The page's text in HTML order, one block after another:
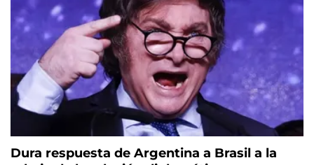
Dura respuesta de Argentina a Brasil a la